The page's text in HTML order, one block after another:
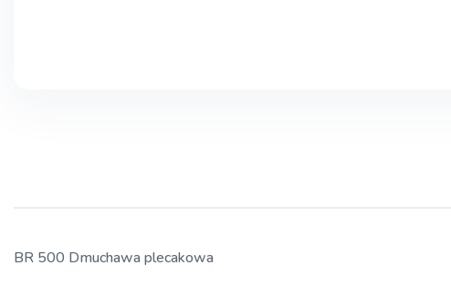
BR 500 Dmuchawa plecakowa